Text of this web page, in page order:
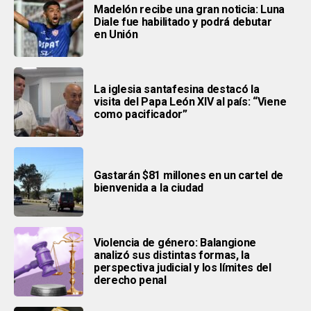
Madelón recibe una gran noticia: Luna
Diale fue habilitado y podrá debutar
en Unión
La iglesia santafesina destacó la
visita del Papa León XIV al país: “Viene
como pacificador”
Gastarán $81 millones en un cartel de
bienvenida a la ciudad
Violencia de género: Balangione
analizó sus distintas formas, la
perspectiva judicial y los límites del
derecho penal